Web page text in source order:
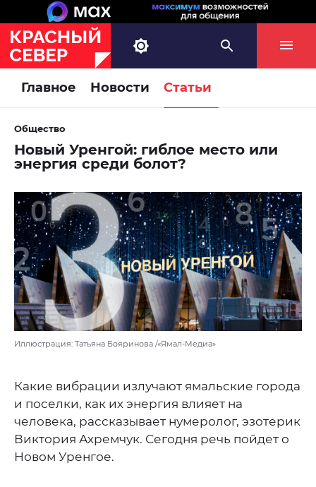
Главное Новости Статьи
Общество
Новый Уренгой: гиблое место или
энергия среди болот?
Иллюстрация: Татьяна Бояринова /«Ямал-Медиа»
Какие вибрации излучают ямальские города
и поселки, как их энергия влияет на
человека, рассказывает нумеролог, эзотерик
Виктория Ахремчук. Сегодня речь пойдет о
Новом Уренгое.